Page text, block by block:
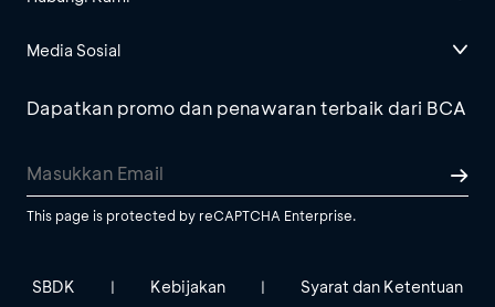
Media Sosial
Dapatkan promo dan penawaran terbaik dari BCA
This page is protected by reCAPTCHA Enterprise.
SBDK | Kebijakan | Syarat dan Ketentuan